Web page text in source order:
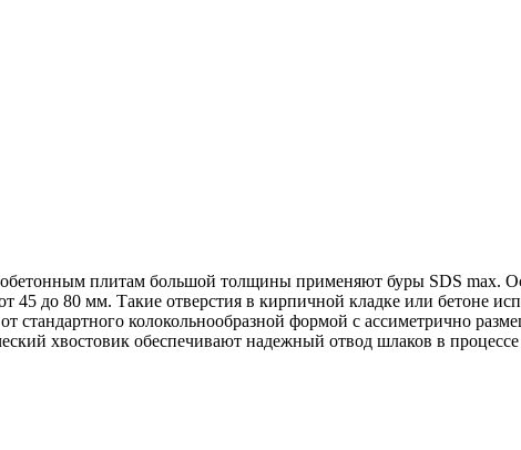
плитам большой толщины применяют буры SDS max.
45 до 80 мм. Такие отверстия в кирпичной кладке или бетоне
стандартного колокольнообразной формой с ассиметрично
хвостовик обеспечивают надежный отвод шлаков в процессе